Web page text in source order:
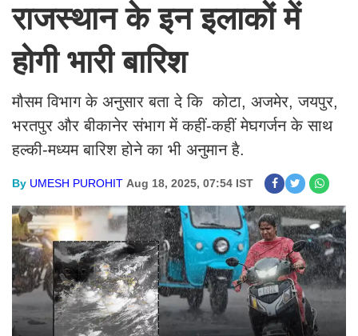
राजस्थान के इन इलाकों में
होगी भारी बारिश
मौसम विभाग के अनुसार बता दे कि कोटा, अजमेर, जयपुर,
भरतपुर और बीकानेर संभाग में कहीं-कहीं मेघगर्जन के साथ
हल्की-मध्यम बारिश होने का भी अनुमान है.
By UMESH PUROHIT Aug 18, 2025, 07:54 IST